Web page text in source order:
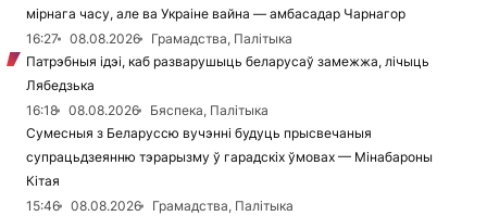
мірнага часу, але ва Украіне вайна — амбасадар Чарнагор
16:27
08.08.2026
Грамадства, Палітыка
Патрэбныя ідэі, каб разварушыць беларусаў замежжа, лічыць
Лябедзька
16:18
08.08.2026
Бяспека, Палітыка
Сумесныя з Беларуссю вучэнні будуць прысвечаныя
супрацьдзеянню тэрарызму ў гарадскіх ўмовах — Мінабароны
Кітая
15:46
08.08.2026
Грамадства, Палітыка